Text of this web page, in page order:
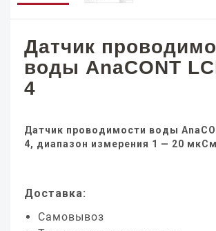
Датчик
воды AnaCONT
4
Датчик проводимости воды
4, диапазон измерения 1 — 20
Доставка:
Самовывоз